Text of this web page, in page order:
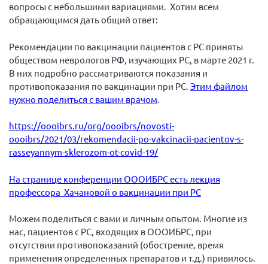
Вице-президент Груба Л.В.
Конференция ОООИБРС 2026
Конференция ОООИБРС 2025
Экспертный совет ОООИБРС 2025
Конференция ОООИБРС 2024
Конференция ОООИБРС 2023
Конференция ОООИБРС 2022
Конференция ОООИБРС 2021
Конференция ВСЭ 2021
Конференция ОООИБРС 2020
Документы съездов
Первый съезд
Второй съезд
вопросы с небольшими вариациями. Хотим всем
обращающимся дать общий ответ:
Рекомендации по вакцинации пациентов с РС приняты
обществом неврологов РФ, изучающих РС, в марте 2021 г.
В них подробно рассматриваются показания и
противопоказания по вакцинации при РС. Этим файлом
нужно поделиться с вашим врачом
https://oooibrs.ru/org/oooibrs/novosti-
oooibrs/2021/03/rekomendacii-po-vakcinacii-pacientov-s-
rasseyannym-sklerozom-ot-covid-19/
На странице конференции ОООИБРС есть лекция
профессора Хачановой о вакцинации при РС
Можем поделиться с вами и личным опытом. Многие из
нас, пациентов с РС, входящих в ОООИБРС, при
отсутствии противопоказаний (обострение, время
применения определенных препаратов и т.д.) привилось.